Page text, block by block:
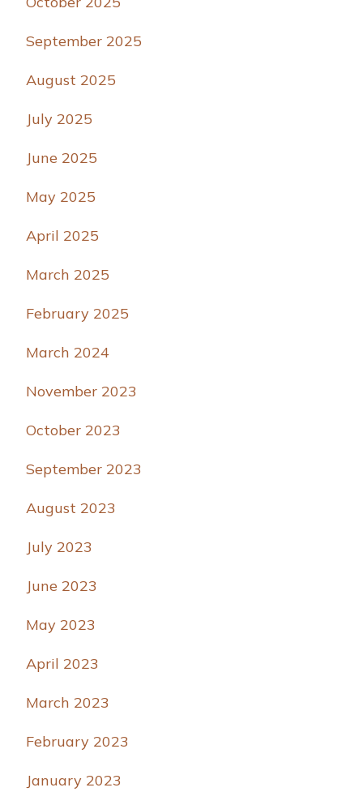
September 2025
August 2025
July 2025
June 2025
May 2025
April 2025
March 2025
February 2025
March 2024
November 2023
October 2023
September 2023
August 2023
July 2023
June 2023
May 2023
April 2023
March 2023
February 2023
January 2023